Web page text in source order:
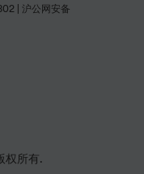
| 沪公网安备
权所有.